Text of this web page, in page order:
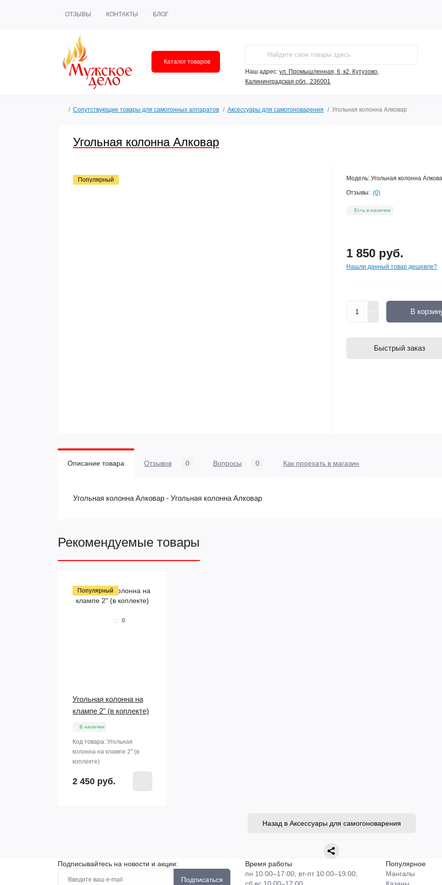
ОТЗЫВЫ КОНТАКТЫ БЛОГ
Каталог товаров
Наш адрес: ул. Промышленная, 6, к2, Кутузово,
Калининградская обл., 236001
Сопутствующие товары для самогонных аппаратов Аксессуары для самогоноварения Угольная колонна Алковар
Угольная колонна Алковар
Популярный Модель: Угольная колонна
Отзывы: (0)
Есть в наличии
1 850 руб.
Нашли данный товар дешевле?
В
Быстрый заказ
Описание товара Отзывов 0 Вопросы 0 Как проехать в магазин
Угольная колонна Алковар - Угольная колонна Алковар
Рекомендуемые товары
Популярный
0
Угольная колонна на
клампе 2" (в коплекте)
В наличии
Код товара: Угольная
колонна на клампе 2" (в
коплекте)
2 450 руб.
Назад в Аксессуары для самогоноварения
Подписывайтесь на новости и акции:
Подписаться
Время работы
пн 10:00–17:00; вт-пт 10:00–19:00;
Популярное
Мангалы